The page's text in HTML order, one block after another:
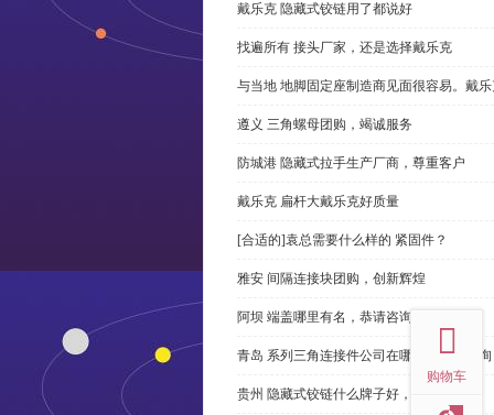
戴乐克 隐藏式铰链用了都说好
找遍所有 接头厂家，还是选择戴乐克
与当地 地脚固定座制造商见面很容易。戴
遵义 三角螺母团购，竭诚服务
防城港 隐藏式拉手生产厂商，尊重客户
戴乐克 扁杆大戴乐克好质量
[合适的]袁总需要什么样的 紧固件？
雅安 间隔连接块团购，创新辉煌
阿坝 端盖哪里有名，恭请咨询
青岛 系列三角连接件公司在哪里，免费咨询
贵州 隐藏式铰链什么牌子好，恭请来电
购物车